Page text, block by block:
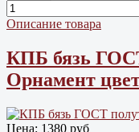
Описание товара
КПБ бязь
Орнамент
Цена: 1380 руб